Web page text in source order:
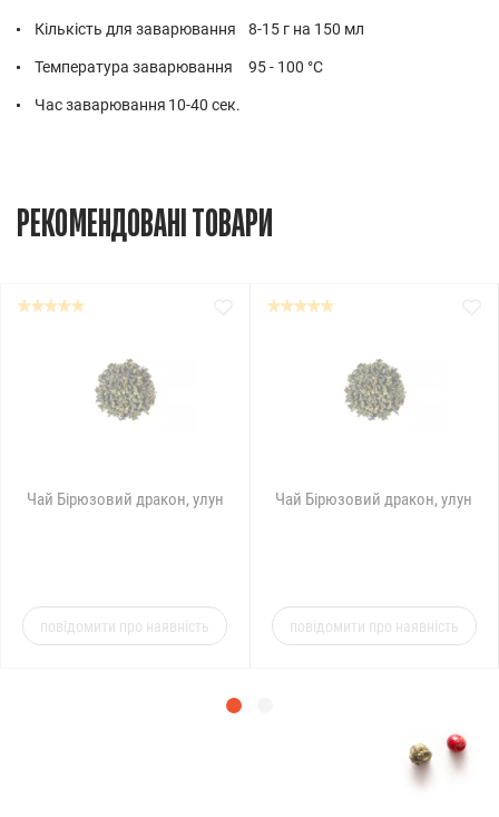
Кількість для заварювання 8-15 г на 150 мл
Температура заварювання 95 - 100 °C
Час заварювання 10-40 сек.
РЕКОМЕНДОВАНІ ТОВАРИ
Чай Бірюзовий дракон, улун
повідомити про наявність
Чай Бірюзовий дракон, улун
повідомити про наявність